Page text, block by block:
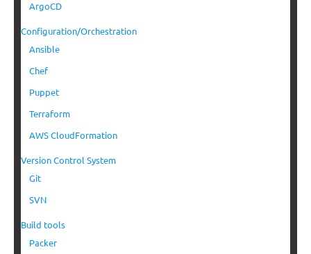
ArgoCD
Configuration/Orchestration
Ansible
Chef
Puppet
Terraform
AWS CloudFormation
Version Control System
Git
SVN
Build tools
Packer